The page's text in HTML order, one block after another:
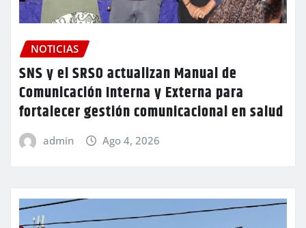
NOTICIAS
SNS y el SRSO actualizan Manual de
Comunicación Interna y Externa para
fortalecer gestión comunicacional en salud
admin Ago 4, 2026